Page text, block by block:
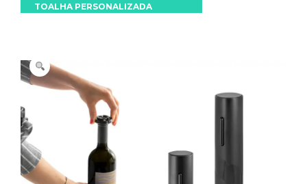
TOALHA PERSONALIZADA